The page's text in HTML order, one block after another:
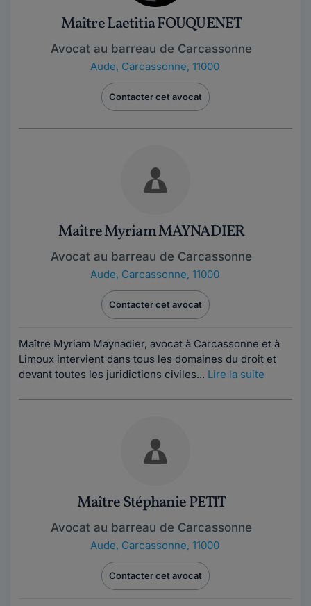
Maître Laetitia FOUQUENET
Avocat au barreau de Carcassonne
Aude, Carcassonne, 11000
Contacter cet avocat
Maître Myriam MAYNADIER
Avocat au barreau de Carcassonne
Aude, Carcassonne, 11000
Contacter cet avocat
Maître Myriam Maynadier, avocat à Carcassonne et à
Limoux intervient dans tous les domaines du droit et
devant toutes les juridictions civiles... Lire la suite
Maître Stéphanie PETIT
Avocat au barreau de Carcassonne
Aude, Carcassonne, 11000
Contacter cet avocat